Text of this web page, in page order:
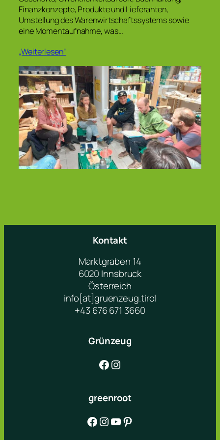
Finanzkonzepte, Produkte und Lieferanten,
Umstellung des Warenwirtschaftssystems sowie
eine Momentaufnahme, was…
„Weiterlesen“
Kontakt
Marktgraben 14
6020 Innsbruck
Österreich
info[at]gruenzeug.tirol
+43 676 671 3660
Grünzeug
Facebook Instagram
greenroot
Facebook Instagram YouTube Pinterest